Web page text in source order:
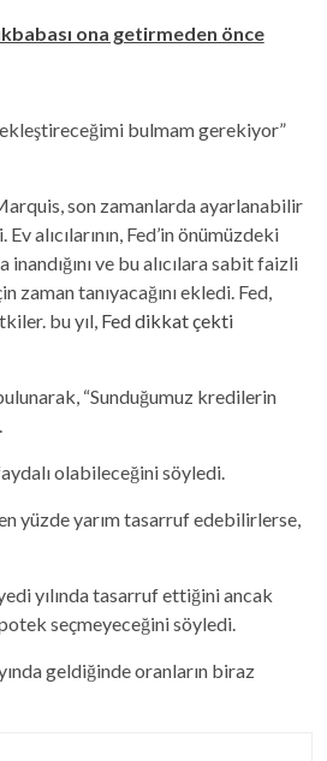
ona getirmeden önce
bulmam gerekiyor”
son zamanlarda ayarlanabilir
alıcılarının, Fed’in önümüzdeki
ve bu alıcılara sabit faizli
tanıyacağını ekledi. Fed,
bu yıl, Fed dikkat çekti
“Sunduğumuz kredilerin
olabileceğini söyledi.
yüzde yarım tasarruf edebilirlerse,
yılında tasarruf ettiğini ancak
seçmeyeceğini söyledi.
geldiğinde oranların biraz